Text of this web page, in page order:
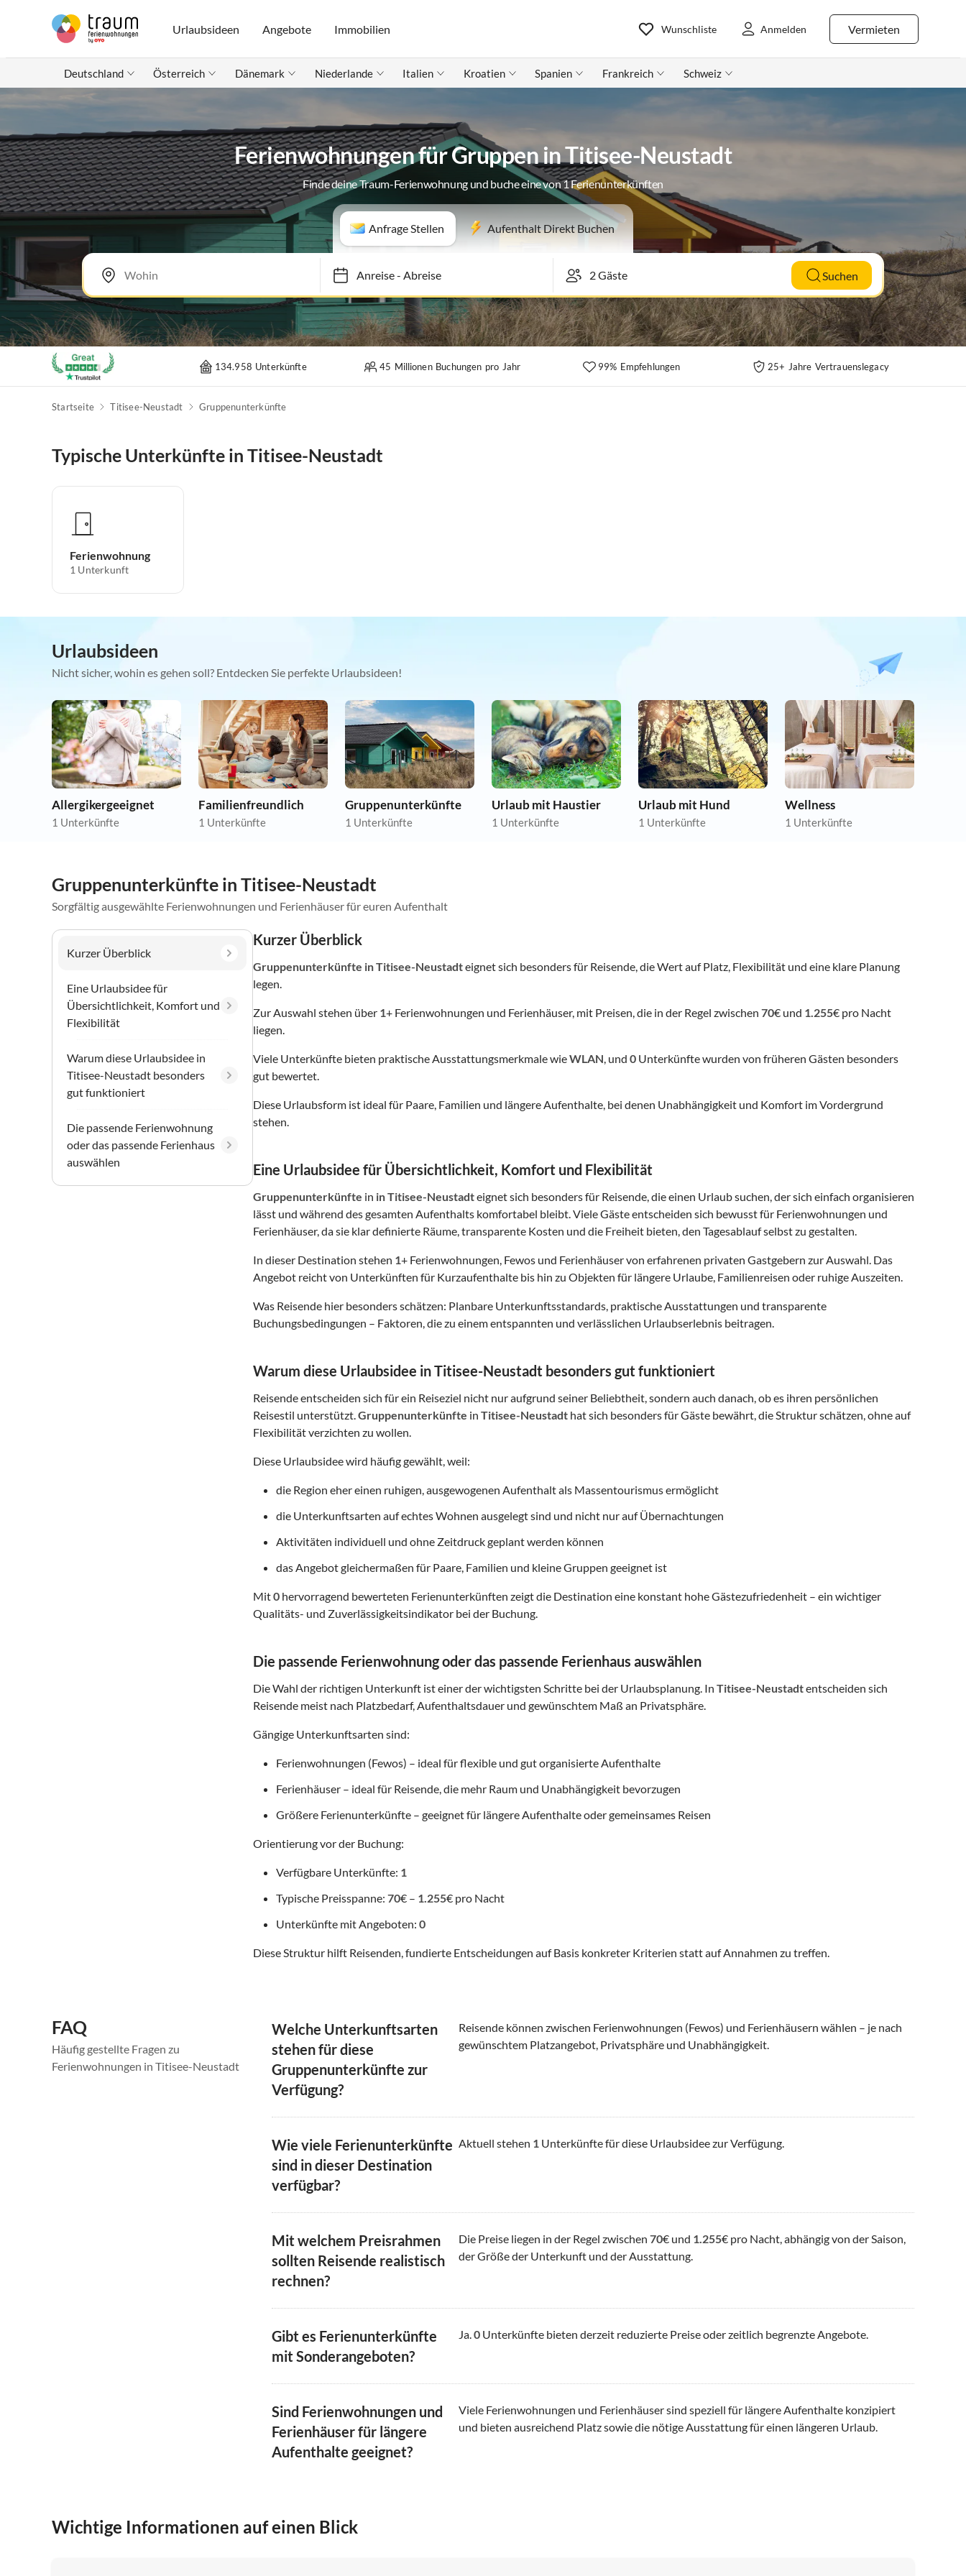
Urlaubsideen Angebote Immobilien Vermieten
Wunschliste Anmelden
Deutschland Österreich Dänemark Niederlande Italien Kroatien Spanien Frankreich Schweiz
Ferienwohnungen für Gruppen in Titisee-Neustadt
Finde deine Traum-Ferienwohnung und buche eine von 1 Ferienunterkünften
Anfrage Stellen Aufenthalt Direkt Buchen
Anreise-Abreise Suchen
134.958 Unterkünfte 45 Millionen Buchungen pro Jahr 99% Empfehlungen 25+ Jahre Vertrauenslegacy
Startseite Titisee-Neustadt Gruppenunterkünfte
Typische Unterkünfte in Titisee-Neustadt
Ferienwohnung
1 Unterkunft
Urlaubsideen
Nicht sicher, wohin es gehen soll? Entdecken Sie perfekte Urlaubsideen!
Allergikergeeignet
1 Unterkünfte
Familienfreundlich
1 Unterkünfte
Gruppenunterkünfte
1 Unterkünfte
Urlaub mit Haustier
1 Unterkünfte
Urlaub mit Hund
1 Unterkünfte
Wellness
1 Unterkünfte
Gruppenunterkünfte in Titisee-Neustadt
Sorgfältig ausgewählte Ferienwohnungen und Ferienhäuser für euren Aufenthalt
Kurzer Überblick
Eine Urlaubsidee für
Übersichtlichkeit, Komfort und
Flexibilität
Warum diese Urlaubsidee in
Titisee-Neustadt besonders
gut funktioniert
Die passende Ferienwohnung
oder das passende Ferienhaus
auswählen
Kurzer Überblick
Gruppenunterkünfte in Titisee-Neustadteignet sich besonders für Reisende, die Wert auf Platz, Flexibilität und eine klare Planung
legen.
Zur Auswahl stehen über 1+ Ferienwohnungen und Ferienhäuser, mit Preisen, die in der Regel zwischen 70€ und 1.255€ pro Nacht
liegen.
Viele Unterkünfte bieten praktische Ausstattungsmerkmale wieWLAN, und 0 Unterkünfte wurden von früheren Gästen besonders
gut bewertet.
Diese Urlaubsform ist ideal für Paare, Familien und längere Aufenthalte, bei denen Unabhängigkeit und Komfort im Vordergrund
stehen.
Eine Urlaubsidee für Übersichtlichkeit, Komfort und Flexibilität
Gruppenunterkünfte in in Titisee-Neustadteignet sich besonders für Reisende, die einen Urlaub suchen, der sich einfach organisieren
lässt und während des gesamten Aufenthalts komfortabel bleibt. Viele Gäste entscheiden sich bewusst für Ferienwohnungen und
Ferienhäuser, da sie klar definierte Räume, transparente Kosten und die Freiheit bieten, den Tagesablauf selbst zu gestalten.
In dieser Destination stehen 1+ Ferienwohnungen, Fewos und Ferienhäuser von erfahrenen privaten Gastgebern zur Auswahl. Das
Angebot reicht von Unterkünften für Kurzaufenthalte bis hin zu Objekten für längere Urlaube, Familienreisen oder ruhige Auszeiten.
Was Reisende hier besonders schätzen: Planbare Unterkunftsstandards, praktische Ausstattungen und transparente
Buchungsbedingungen – Faktoren, die zu einem entspannten und verlässlichen Urlaubserlebnis beitragen.
Warum diese Urlaubsidee in Titisee-Neustadt besonders gut funktioniert
Reisende entscheiden sich für ein Reiseziel nicht nur aufgrund seiner Beliebtheit, sondern auch danach, ob es ihren persönlichen
Reisestil unterstützt.Gruppenunterkünfte in Titisee-Neustadt hat sich besonders für Gäste bewährt, die Struktur schätzen, ohne auf
Flexibilität verzichten zu wollen.
Diese Urlaubsidee wird häufig gewählt, weil:
die Region eher einen ruhigen, ausgewogenen Aufenthalt als Massentourismus ermöglicht
die Unterkunftsarten auf echtes Wohnen ausgelegt sind und nicht nur auf Übernachtungen
Aktivitäten individuell und ohne Zeitdruck geplant werden können
das Angebot gleichermaßen für Paare, Familien und kleine Gruppen geeignet ist
Mit0 hervorragend bewerteten Ferienunterkünften zeigt die Destination eine konstant hohe Gästezufriedenheit – ein wichtiger
Qualitäts- und Zuverlässigkeitsindikator bei der Buchung.
Die passende Ferienwohnung oder das passende Ferienhaus auswählen
Die Wahl der richtigen Unterkunft ist einer der wichtigsten Schritte bei der Urlaubsplanung. In Titisee-Neustadtentscheiden sich
Reisende meist nach Platzbedarf, Aufenthaltsdauer und gewünschtem Maß an Privatsphäre.
Gängige Unterkunftsarten sind:
Ferienwohnungen (Fewos) – ideal für flexible und gut organisierte Aufenthalte
Ferienhäuser – ideal für Reisende, die mehr Raum und Unabhängigkeit bevorzugen
Größere Ferienunterkünfte – geeignet für längere Aufenthalte oder gemeinsames Reisen
Orientierung vor der Buchung:
Verfügbare Unterkünfte: 1
Typische Preisspanne: 70€ – 1.255€ pro Nacht
Unterkünfte mit Angeboten: 0
Diese Struktur hilft Reisenden, fundierte Entscheidungen auf Basis konkreter Kriterien statt auf Annahmen zu treffen.
FAQ
Häufig gestellte Fragen zu
Ferienwohnungen in Titisee-Neustadt
Welche Unterkunftsarten
stehen für diese
Gruppenunterkünfte zur
Verfügung?
Reisende können zwischen Ferienwohnungen (Fewos) und Ferienhäusern wählen – je nach
gewünschtem Platzangebot, Privatsphäre und Unabhängigkeit.
Wie viele Ferienunterkünfte
sind in dieser Destination
verfügbar?
Aktuell stehen 1 Unterkünfte für diese Urlaubsidee zur Verfügung.
Mit welchem Preisrahmen
sollten Reisende realistisch
rechnen?
Die Preise liegen in der Regel zwischen 70€ und 1.255€ pro Nacht, abhängig von der Saison,
der Größe der Unterkunft und der Ausstattung.
Gibt es Ferienunterkünfte
mit Sonderangeboten?
Ja.0 Unterkünfte bieten derzeit reduzierte Preise oder zeitlich begrenzte Angebote.
Sind Ferienwohnungen und
Ferienhäuser für längere
Aufenthalte geeignet?
Viele Ferienwohnungen und Ferienhäuser sind speziell für längere Aufenthalte konzipiert
und bieten ausreichend Platz sowie die nötige Ausstattung für einen längeren Urlaub.
Wichtige Informationen auf einen Blick